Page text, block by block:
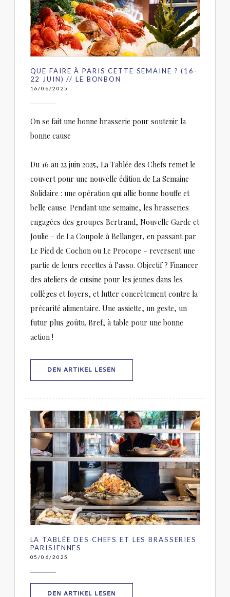
QUE FAIRE À PARIS CETTE SEMAINE ? (16-
22 JUIN) // LE BONBON
16/06/2025
On se fait une bonne brasserie pour soutenir la
bonne cause
Du 16 au 22 juin 2025, La Tablée des Chefs remet le
couvert pour une nouvelle édition de La Semaine
Solidaire : une opération qui allie bonne bouffe et
belle cause. Pendant une semaine, les brasseries
engagées des groupes Bertrand, Nouvelle Garde et
Joulie – de La Coupole à Bellanger, en passant par
Le Pied de Cochon ou Le Procope – reversent une
partie de leurs recettes à l’asso. Objectif ? Financer
des ateliers de cuisine pour les jeunes dans les
collèges et foyers, et lutter concrètement contre la
précarité alimentaire. Une assiette, un geste, un
futur plus goûtu. Bref, à table pour une bonne
action !
DEN ARTIKEL LESEN
LA TABLÉE DES CHEFS ET LES BRASSERIES
PARISIENNES
05/06/2025
DEN ARTIKEL LESEN